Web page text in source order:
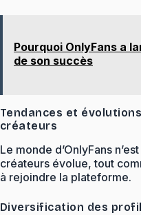
Pourquoi OnlyFans a
de son succès
Tendances et
créateurs
Le monde d’OnlyFans
créateurs évolue, tout
à rejoindre la plateforme.
Diversification des